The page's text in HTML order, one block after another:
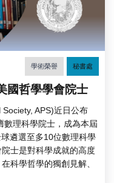
學術榮譽 秘書處
國哲學學會院士
APS)近日公布
數理科學院士，成為本屆
遴選至多10位數理科學
士是對科學成就的高度
科學哲學的獨創見解、